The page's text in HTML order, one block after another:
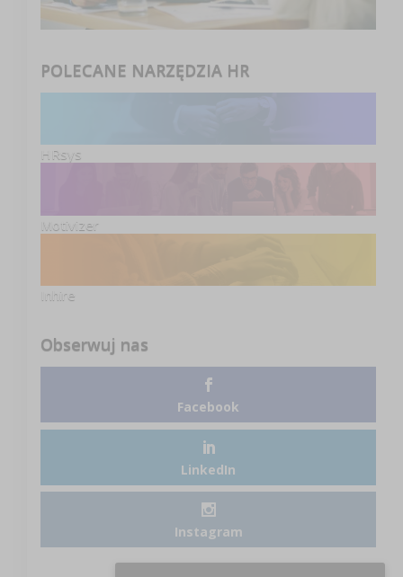
POLECANE NARZĘDZIA HR
HRsys
Motivizer
Inhire
Obserwuj nas
Facebook
LinkedIn
Instagram